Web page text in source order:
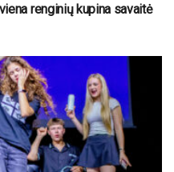
renginių kupina savaitė